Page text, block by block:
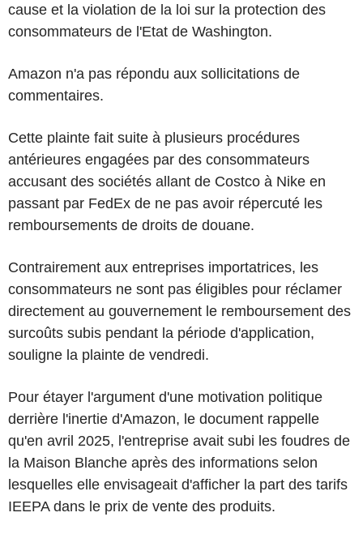
cause et la violation de la loi sur la protection des
consommateurs de l'Etat de Washington.
Amazon n'a pas répondu aux sollicitations de
commentaires.
Cette plainte fait suite à plusieurs procédures
antérieures engagées par des consommateurs
accusant des sociétés allant de Costco à Nike en
passant par FedEx de ne pas avoir répercuté les
remboursements de droits de douane.
Contrairement aux entreprises importatrices, les
consommateurs ne sont pas éligibles pour réclamer
directement au gouvernement le remboursement des
surcoûts subis pendant la période d'application,
souligne la plainte de vendredi.
Pour étayer l'argument d'une motivation politique
derrière l'inertie d'Amazon, le document rappelle
qu'en avril 2025, l'entreprise avait subi les foudres de
la Maison Blanche après des informations selon
lesquelles elle envisageait d'afficher la part des tarifs
IEEPA dans le prix de vente des produits.